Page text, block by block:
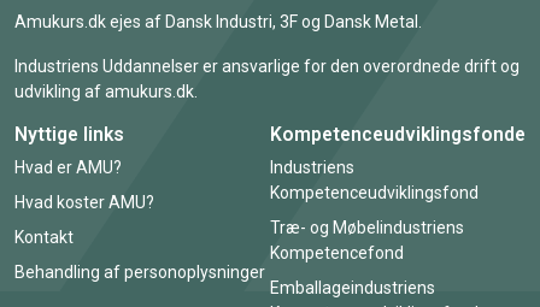
Amukurs.dk ejes af Dansk Industri, 3F og Dansk Metal.
Industriens Uddannelser er ansvarlige for den overordnede drift og
udvikling af amukurs.dk.
Nyttige links
Hvad er AMU?
Hvad koster AMU?
Kontakt
Behandling af personoplysninger
Kompetenceudviklingsfonde
Industriens
Kompetenceudviklingsfond
Træ- og Møbelindustriens
Kompetencefond
Emballageindustriens